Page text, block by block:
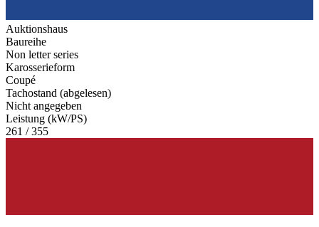
Auktionshaus
Baureihe
Non letter series
Karosserieform
Coupé
Tachostand (abgelesen)
Nicht angegeben
Leistung (kW/PS)
261 / 355